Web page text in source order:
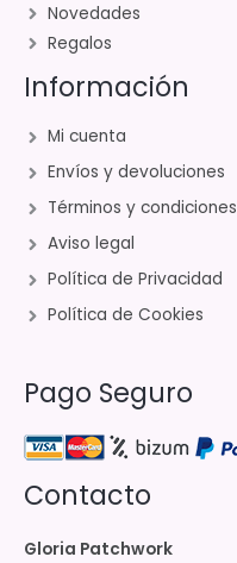
Novedades
Regalos
Información
Mi cuenta
Envíos y devoluciones
Términos y condiciones
Aviso legal
Política de Privacidad
Política de Cookies
Pago Seguro
Contacto
Gloria Patchwork